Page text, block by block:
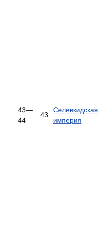
43—
44
43
Селевкидская
империя